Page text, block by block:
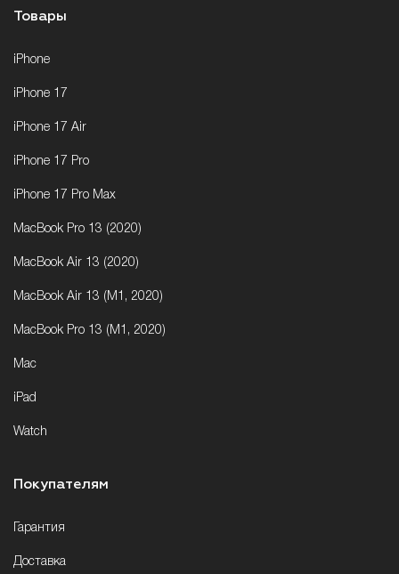
Товары
iPhone
iPhone 17
iPhone 17 Air
iPhone 17 Pro
iPhone 17 Pro Max
MacBook Pro 13 (2020)
MacBook Air 13 (2020)
MacBook Air 13 (M1, 2020)
MacBook Pro 13 (M1, 2020)
Mac
iPad
Watch
Покупателям
Гарантия
Доставка